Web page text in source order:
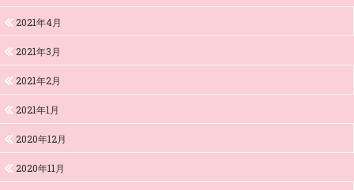
2021年4月
2021年3月
2021年2月
2021年1月
2020年12月
2020年11月